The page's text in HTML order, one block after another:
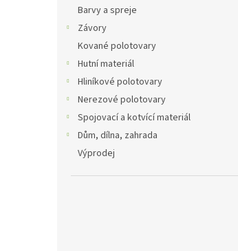
Barvy a spreje
Závory
Kované polotovary
Hutní materiál
Hliníkové polotovary
Nerezové polotovary
Spojovací a kotvící materiál
Dům, dílna, zahrada
Výprodej